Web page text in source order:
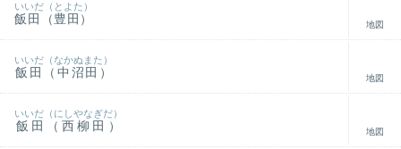
飯田（豊田）
いいだ（とよた）
地図
飯田（中沼田）
いいだ（なかぬまた）
地図
飯田（西柳田）
いいだ（にしやなぎだ）
地図